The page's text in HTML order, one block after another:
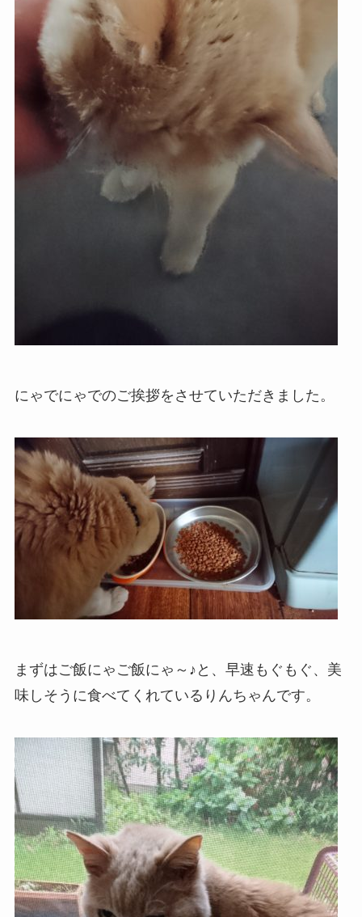
にゃでにゃでのご挨拶をさせていただきました。
まずはご飯にゃご飯にゃ～♪と、早速もぐもぐ、美
味しそうに食べてくれているりんちゃんです。